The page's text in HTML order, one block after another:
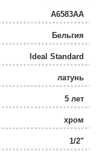
A6583AA
Бельгия
Ideal Standard
латунь
5 лет
хром
1/2"